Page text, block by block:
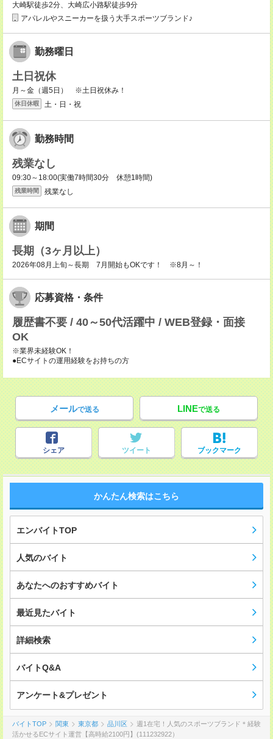
大崎駅徒歩2分、大崎広小路駅徒歩9分
アパレルやスニーカーを扱う大手スポーツブランド♪
勤務曜日
土日祝休
月～金（週5日） ※土日祝休み！
休日休暇 土・日・祝
勤務時間
残業なし
09:30～18:00(実働7時間30分 休憩1時間)
残業時間 残業なし
期間
長期（3ヶ月以上）
2026年08月上旬～長期 7月開始もOKです！ ※8月～！
応募資格・条件
履歴書不要 / 40～50代活躍中 / WEB登録・面接
OK
※業界未経験OK！
●ECサイトの運用経験をお持ちの方
メールで送る LINEで送る
シェア ツイート ブックマーク
かんたん検索はこちら
エンバイトTOP
人気のバイト
あなたへのおすすめバイト
最近見たバイト
詳細検索
バイトQ&A
アンケート&プレゼント
バイトTOP 関東 東京都 品川区
週1在宅！人気のスポーツブランド＊経験
活かせるECサイト運営【高時給2100円】(111232922）